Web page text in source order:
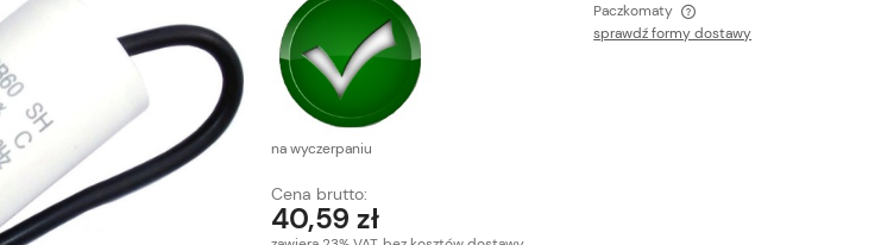
na wyczerpaniu
Paczkomaty
Cena nie zawiera ewentualnych kosztów
płatności
sprawdź formy dostawy
Cena brutto:
40,59 zł